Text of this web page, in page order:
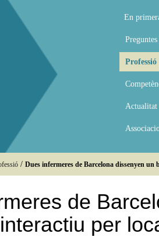
En
Professió
Actualitat
/ Dues infermeres de Barcelona dissenyen
de
per